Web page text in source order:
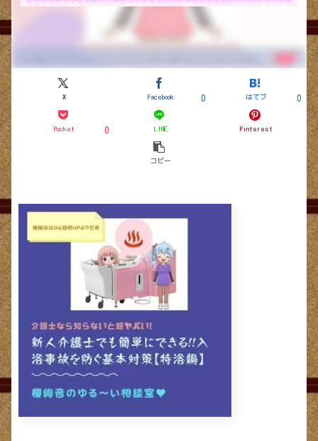
X Facebook 0 はてブ 0
Pocket 0 LINE Pinterest
コピー